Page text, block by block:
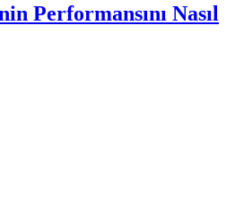
Performansını Nasıl